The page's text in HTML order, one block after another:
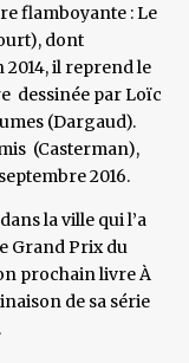
flamboyante : Le
dont
2014, il reprend le
dessinée par Loïc
(Dargaud).
(Casterman),
2016.
la ville qui l’a
Grand Prix du
prochain livre À
de sa série